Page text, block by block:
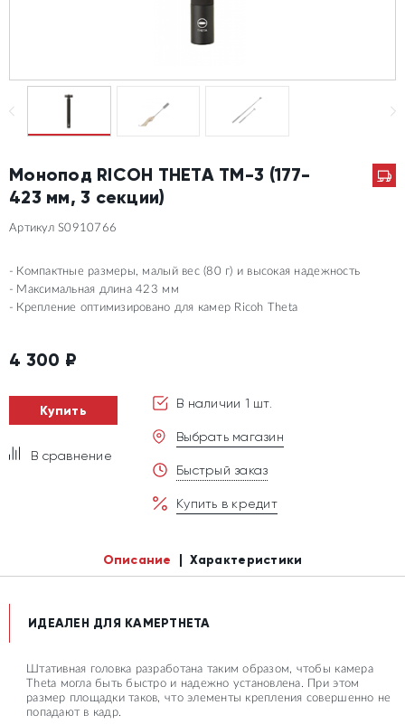
Монопод RICOH THETA TM-3 (177-
423 мм, 3 секции)
Артикул S0910766
Компактные размеры, малый вес (80 г) и высокая надежность
Максимальная длина 423 мм
Крепление оптимизировано для камер Ricoh Theta
4 300 ₽
Купить
В сравнение
В наличии 1 шт.
Выбрать магазин
Быстрый заказ
Купить в кредит
Описание Характеристики
ИДЕАЛЕН ДЛЯ КАМЕРTHETA
Штативная головка разработана таким образом, чтобы камера
Theta могла быть быстро и надежно установлена. При этом
размер площадки таков, что элементы крепления совершенно не
попадают в кадр.